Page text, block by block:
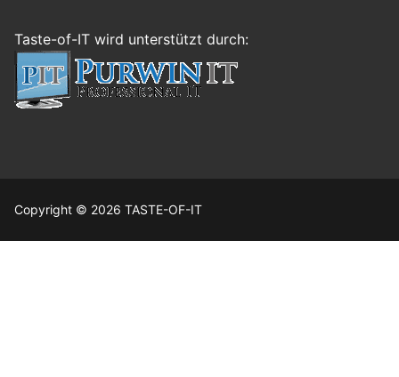
Taste-of-IT wird unterstützt durch:
Copyright © 2026 TASTE-OF-IT